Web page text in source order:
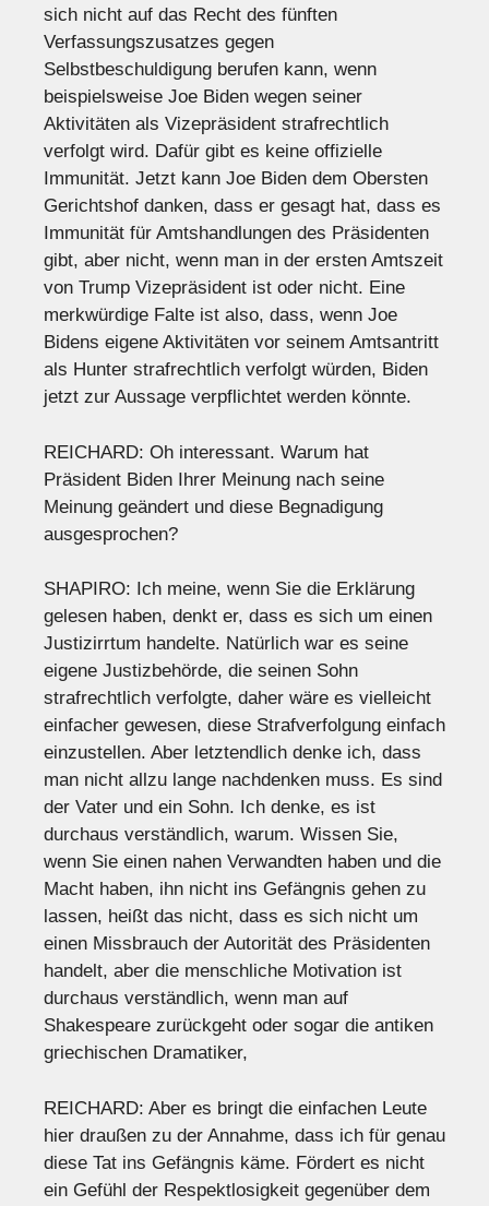
sich nicht auf das Recht des fünften
Verfassungszusatzes gegen
Selbstbeschuldigung berufen kann, wenn
beispielsweise Joe Biden wegen seiner
Aktivitäten als Vizepräsident strafrechtlich
verfolgt wird. Dafür gibt es keine offizielle
Immunität. Jetzt kann Joe Biden dem Obersten
Gerichtshof danken, dass er gesagt hat, dass es
Immunität für Amtshandlungen des Präsidenten
gibt, aber nicht, wenn man in der ersten Amtszeit
von Trump Vizepräsident ist oder nicht. Eine
merkwürdige Falte ist also, dass, wenn Joe
Bidens eigene Aktivitäten vor seinem Amtsantritt
als Hunter strafrechtlich verfolgt würden, Biden
jetzt zur Aussage verpflichtet werden könnte.
REICHARD: Oh interessant. Warum hat
Präsident Biden Ihrer Meinung nach seine
Meinung geändert und diese Begnadigung
ausgesprochen?
SHAPIRO: Ich meine, wenn Sie die Erklärung
gelesen haben, denkt er, dass es sich um einen
Justizirrtum handelte. Natürlich war es seine
eigene Justizbehörde, die seinen Sohn
strafrechtlich verfolgte, daher wäre es vielleicht
einfacher gewesen, diese Strafverfolgung einfach
einzustellen. Aber letztendlich denke ich, dass
man nicht allzu lange nachdenken muss. Es sind
der Vater und ein Sohn. Ich denke, es ist
durchaus verständlich, warum. Wissen Sie,
wenn Sie einen nahen Verwandten haben und die
Macht haben, ihn nicht ins Gefängnis gehen zu
lassen, heißt das nicht, dass es sich nicht um
einen Missbrauch der Autorität des Präsidenten
handelt, aber die menschliche Motivation ist
durchaus verständlich, wenn man auf
Shakespeare zurückgeht oder sogar die antiken
griechischen Dramatiker,
REICHARD: Aber es bringt die einfachen Leute
hier draußen zu der Annahme, dass ich für genau
diese Tat ins Gefängnis käme. Fördert es nicht
ein Gefühl der Respektlosigkeit gegenüber dem